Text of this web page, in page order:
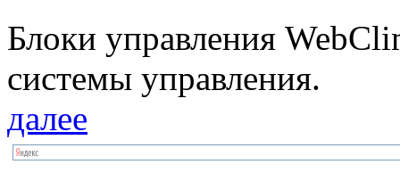
Блоки упрaвлeния
системы управления.
далее